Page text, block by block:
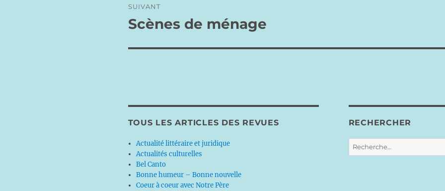
SUIVANT
Publication
Scènes de ménage
TOUS LES ARTICLES DES REVUES
Actualité littéraire et juridique
Actualités culturelles
Bel Canto
Bonne humeur – Bonne nouvelle
Coeur à coeur avec Notre Père
RECHERCHER
Recherche
pour :